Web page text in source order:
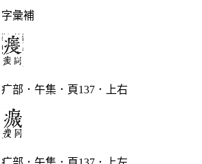
字彙補
疒部．午集．頁137．上右